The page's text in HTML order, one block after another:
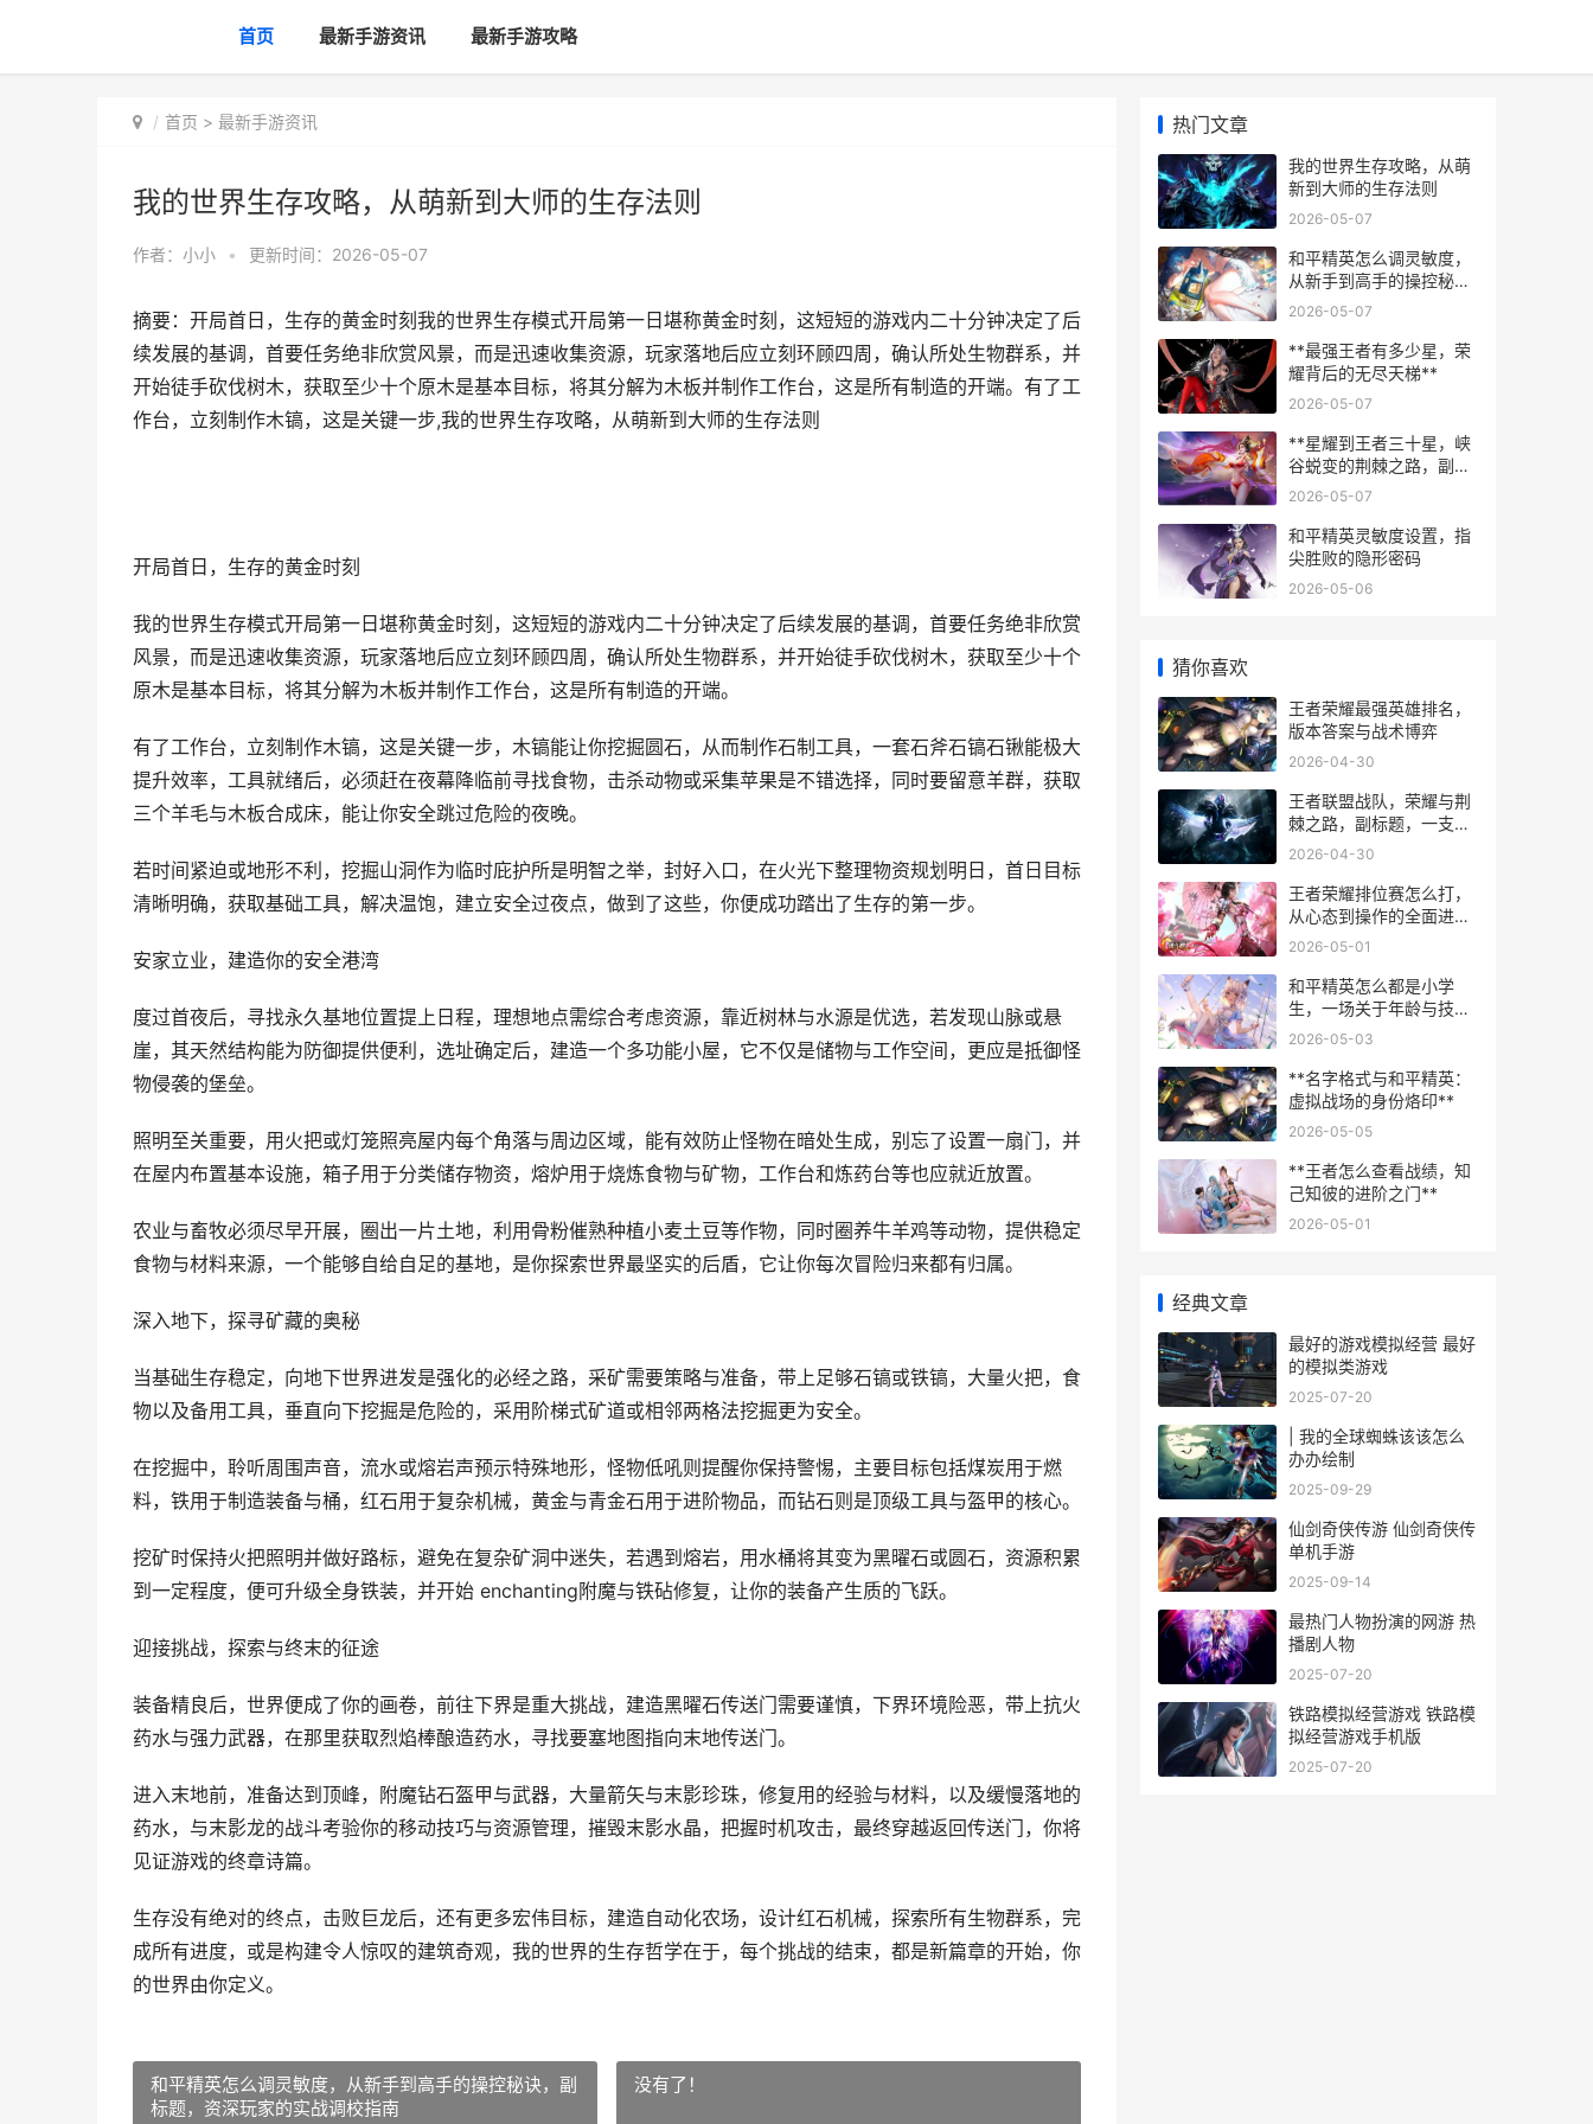
首页 最新手游资讯 最新手游攻略
首页 > 最新手游资讯
我的世界生存攻略，从萌新到大师的生存法则
作者： 小小 • 更新时间：2026-05-07
摘要：开局首日，生存的黄金时刻我的世界生存模式开局第一日堪称黄金时刻，这短短的游戏内二十分钟决定了后
续发展的基调，首要任务绝非欣赏风景，而是迅速收集资源，玩家落地后应立刻环顾四周，确认所处生物群系，并
开始徒手砍伐树木，获取至少十个原木是基本目标，将其分解为木板并制作工作台，这是所有制造的开端。有了工
作台，立刻制作木镐，这是关键一步,我的世界生存攻略，从萌新到大师的生存法则
开局首日，生存的黄金时刻
我的世界生存模式开局第一日堪称黄金时刻，这短短的游戏内二十分钟决定了后续发展的基调，首要任务绝非欣赏
风景，而是迅速收集资源，玩家落地后应立刻环顾四周，确认所处生物群系，并开始徒手砍伐树木，获取至少十个
原木是基本目标，将其分解为木板并制作工作台，这是所有制造的开端。
有了工作台，立刻制作木镐，这是关键一步，木镐能让你挖掘圆石，从而制作石制工具，一套石斧石镐石锹能极大
提升效率，工具就绪后，必须赶在夜幕降临前寻找食物，击杀动物或采集苹果是不错选择，同时要留意羊群，获取
三个羊毛与木板合成床，能让你安全跳过危险的夜晚。
若时间紧迫或地形不利，挖掘山洞作为临时庇护所是明智之举，封好入口，在火光下整理物资规划明日，首日目标
清晰明确，获取基础工具，解决温饱，建立安全过夜点，做到了这些，你便成功踏出了生存的第一步。
安家立业，建造你的安全港湾
度过首夜后，寻找永久基地位置提上日程，理想地点需综合考虑资源，靠近树林与水源是优选，若发现山脉或悬
崖，其天然结构能为防御提供便利，选址确定后，建造一个多功能小屋，它不仅是储物与工作空间，更应是抵御怪
物侵袭的堡垒。
照明至关重要，用火把或灯笼照亮屋内每个角落与周边区域，能有效防止怪物在暗处生成，别忘了设置一扇门，并
在屋内布置基本设施，箱子用于分类储存物资，熔炉用于烧炼食物与矿物，工作台和炼药台等也应就近放置。
农业与畜牧必须尽早开展，圈出一片土地，利用骨粉催熟种植小麦土豆等作物，同时圈养牛羊鸡等动物，提供稳定
食物与材料来源，一个能够自给自足的基地，是你探索世界最坚实的后盾，它让你每次冒险归来都有归属。
深入地下，探寻矿藏的奥秘
当基础生存稳定，向地下世界进发是强化的必经之路，采矿需要策略与准备，带上足够石镐或铁镐，大量火把，食
物以及备用工具，垂直向下挖掘是危险的，采用阶梯式矿道或相邻两格法挖掘更为安全。
在挖掘中，聆听周围声音，流水或熔岩声预示特殊地形，怪物低吼则提醒你保持警惕，主要目标包括煤炭用于燃
料，铁用于制造装备与桶，红石用于复杂机械，黄金与青金石用于进阶物品，而钻石则是顶级工具与盔甲的核心。
挖矿时保持火把照明并做好路标，避免在复杂矿洞中迷失，若遇到熔岩，用水桶将其变为黑曜石或圆石，资源积累
到一定程度，便可升级全身铁装，并开始 enchanting附魔与铁砧修复，让你的装备产生质的飞跃。
迎接挑战，探索与终末的征途
装备精良后，世界便成了你的画卷，前往下界是重大挑战，建造黑曜石传送门需要谨慎，下界环境险恶，带上抗火
药水与强力武器，在那里获取烈焰棒酿造药水，寻找要塞地图指向末地传送门。
进入末地前，准备达到顶峰，附魔钻石盔甲与武器，大量箭矢与末影珍珠，修复用的经验与材料，以及缓慢落地的
药水，与末影龙的战斗考验你的移动技巧与资源管理，摧毁末影水晶，把握时机攻击，最终穿越返回传送门，你将
见证游戏的终章诗篇。
生存没有绝对的终点，击败巨龙后，还有更多宏伟目标，建造自动化农场，设计红石机械，探索所有生物群系，完
成所有进度，或是构建令人惊叹的建筑奇观，我的世界的生存哲学在于，每个挑战的结束，都是新篇章的开始，你
的世界由你定义。
和平精英怎么调灵敏度，从新手到高手的操控秘诀，副
标题，资深玩家的实战调校指南
没有了！
热门文章
我的世界生存攻略，从萌
新到大师的生存法则
2026-05-07
和平精英怎么调灵敏度，
从新手到高手的操控秘
诀，副标题，资深玩家的
2026-05-07
**最强王者有多少星，荣
耀背后的无尽天梯**
2026-05-07
**星耀到王者三十星，峡
谷蜕变的荆棘之路，副标
题，从精微操作到战略视
2026-05-07
和平精英灵敏度设置，指
尖胜败的隐形密码
2026-05-06
猜你喜欢
王者荣耀最强英雄排名，
版本答案与战术博弈
2026-04-30
王者联盟战队，荣耀与荆
棘之路，副标题，一支草
根战队的五年风雨实录
2026-04-30
王者荣耀排位赛怎么打，
从心态到操作的全面进阶
指南
2026-05-01
和平精英怎么都是小学
生，一场关于年龄与技术
的虚拟遐思
2026-05-03
**名字格式与和平精英：
虚拟战场的身份烙印**
2026-05-05
**王者怎么查看战绩，知
己知彼的进阶之门**
2026-05-01
经典文章
最好的游戏模拟经营 最好
的模拟类游戏
2025-07-20
| 我的全球蜘蛛该该怎么
办办绘制
2025-09-29
仙剑奇侠传游 仙剑奇侠传
单机手游
2025-09-14
最热门人物扮演的网游 热
播剧人物
2025-07-20
铁路模拟经营游戏 铁路模
拟经营游戏手机版
2025-07-20